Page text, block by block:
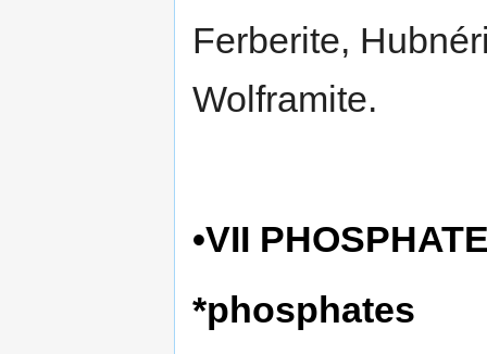
Ferberite,
Wolframite.
•VII
*phosphates